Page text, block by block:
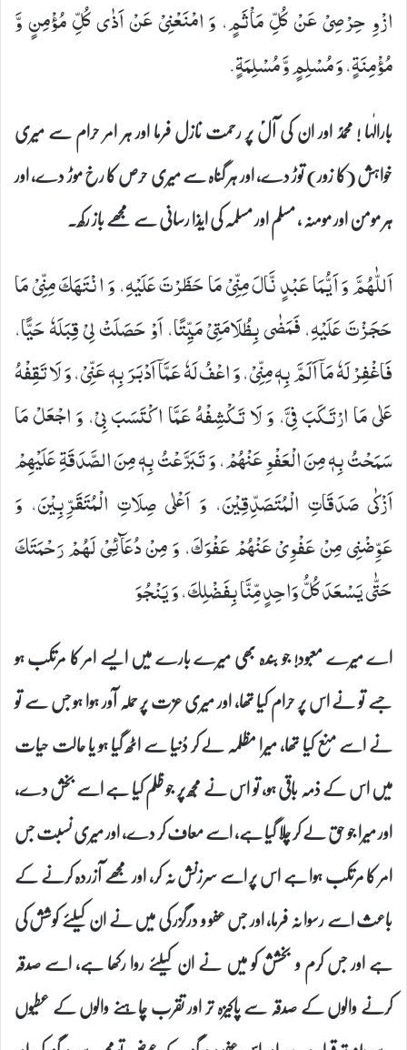
ازْوِ حِرْصِیْ عَنْ كُلِّ مَاْثَمٍ، وَ امْنَعْنِیْ عَنْ اَذٰى كُلِّ مُؤْمِنٍ وَّ
مُؤْمِنَةٍ، وَ مُسْلِمٍ وَّ مُسْلِمَةٍ.
بارالٰہا ! محمدؐ اور ان کی آلؑ پر رحمت نازل فرما اور ہر امر حرام سے میری
خواہش (کا زور) توڑ دے، اور ہر گناہ سے میری حرص کا رخ موڑ دے، اور
ہر مومن اور مومنہ ، مسلم اور مسلمہ کی ایذا رسانی سے مجھے باز رکھ۔
اَللّٰهُمَّ وَ اَیُّمَا عَبْدٍ نَّالَ مِنِّیْ مَا حَظَرْتَ عَلَیْهِ، وَ انْتَهَكَ مِنِّیْ مَا
حَجَزْتَ عَلَیْهِ، فَمَضٰى بِظُلَامَتِیْ مَیِّتًا، اَوْ حَصَلَتْ لِیْ قِبَلَهٗ حَیًّا،
فَاغْفِرْ لَهٗ مَاۤ اَلَمَّ بِهٖ مِنِّیْ، وَ اعْفُ لَهٗ عَمَّاۤ اَدْبَرَ بِهٖ عَنِّیْ، وَ لَا تَقِفْهُ
عَلٰى مَا ارْتَكَبَ فِیَّ، وَ لَا تَكْشِفْهُ عَمَّا اكْتَسَبَ بِیْ، وَ اجْعَلْ مَا
سَمَحْتُ بِهٖ مِنَ الْعَفْوِ عَنْهُمْ، وَ تَبَرَّعْتُ بِهٖ مِنَ الصَّدَقَةِ عَلَیْهِمْ
اَزْكٰى صَدَقَاتِ الْمُتَصَدِّقِیْنَ، وَ اَعْلٰى صِلَاتِ الْمُتَقَرِّبِیْنَ، وَ
عَوِّضْنِی مِنْ عَفْوِیْ عَنْهُمْ عَفْوَكَ، وَ مِنْ دُعَآئِیْ لَهُمْ رَحْمَتَكَ
حَتّٰى یَسْعَدَ كُلُّ وَاحِدٍ مِّنَّا بِفَضْلِكَ، وَ یَنْجُوَ
اے میرے معبود! جو بندہ بھی میرے بارے میں ایسے امر کا مرتکب ہو
جسے تو نے اس پر حرام کیا تھا، اور میری عزت پر حملہ آور ہوا ہو جس سے تو
نے اسے منع کیا تھا، میرا مظلمہ لے کر دُنیا سے اٹھ گیا ہو یا حالت حیات
میں اس کے ذمہ باقی ہو، تو اس نے مجھ پر جو ظلم کیا ہے اسے بخش دے،
اور میرا جو حق لے کر چلا گیا ہے، اسے معاف کر دے، اور میری نسبت جس
امر کا مرتکب ہوا ہے اس پر اسے سرزنش نہ کر، اور مجھے آزردہ کرنے کے
باعث اسے رسوا نہ فرما، اور جس عفو و درگزر کی میں نے ان کیلئے کوشش کی
ہے اور جس کرم و بخشش کو میں نے ان کیلئے روا رکھا ہے، اسے صدقہ
کرنے والوں کے صدقہ سے پاکیزہ تر اور تقرب چاہنے والوں کے عطیوں